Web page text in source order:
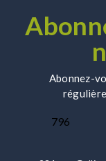
Abonnez-
796